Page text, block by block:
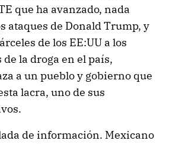
que ha avanzado, nada
ataques de Donald Trump, y
de los EE:UU a los
la droga en el país,
a un pueblo y gobierno que
lacra, uno de sus
de información. Mexicano